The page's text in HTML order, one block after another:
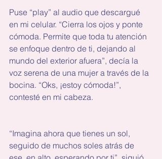
Puse “play” al audio que descargué
en mi celular. “Cierra los ojos y ponte
cómoda. Permite que toda tu atención
se enfoque dentro de ti, dejando al
mundo del exterior afuera”, decía la
voz serena de una mujer a través de la
bocina. “Oks, ¡estoy cómoda!”,
contesté en mi cabeza.
“Imagina ahora que tienes un sol,
seguido de muchos soles atrás de